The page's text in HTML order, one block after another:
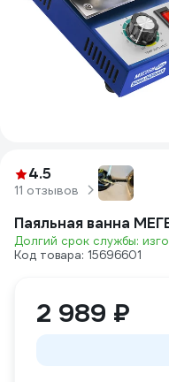
4.5
11 отзывов
Паяльная ванна
Долгий срок службы:
Код товара: 15696601
2 989 ₽